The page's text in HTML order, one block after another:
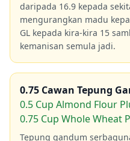
daripada 16.9 kepada
mengurangkan madu
GL kepada kira-kira 15
kemanisan semula jadi.
0.75 Cawan Tepung
0.5 Cup Almond Flour
0.75 Cup Whole Wheat
Tepung gandum